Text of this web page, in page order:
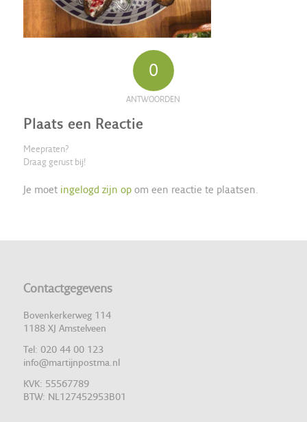
0
ANTWOORDEN
Plaats een Reactie
Meepraten?
Draag gerust bij!
Je moet ingelogd zijn opom een reactie te plaatsen.
Contactgegevens
Bovenkerkerweg 114
1188 XJ Amstelveen
Tel: 020 44 00 123
info@martijnpostma.nl
KVK: 55567789
BTW: NL127452953B01